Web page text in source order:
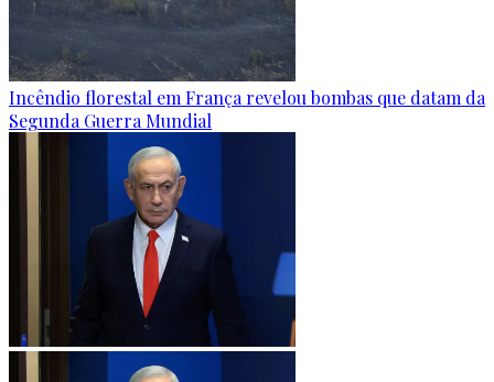
Incêndio florestal em França revelou bombas que datam da
Segunda Guerra Mundial